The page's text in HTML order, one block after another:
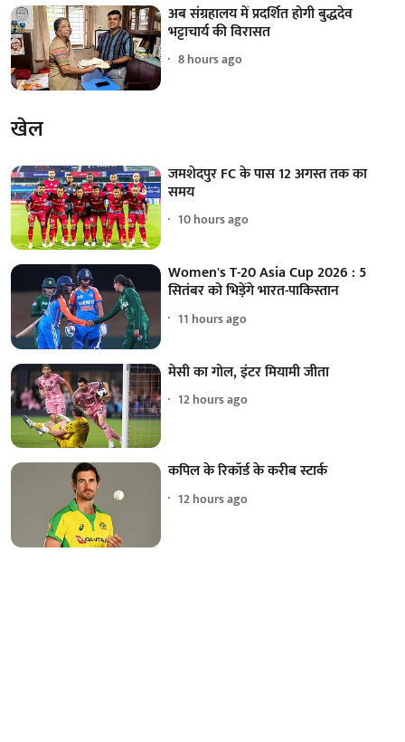
अब संग्रहालय में प्रदर्शित होगी बुद्धदेव
भट्टाचार्य की विरासत
8 hours ago
खेल
जमशेदपुर FC के पास 12 अगस्त तक का
समय
10 hours ago
Women's T-20 Asia Cup 2026 : 5
सितंबर को भिड़ेंगे भारत-पाकिस्तान
11 hours ago
मेसी का गोल, इंटर मियामी जीता
12 hours ago
कपिल के रिकॉर्ड के करीब स्टार्क
12 hours ago